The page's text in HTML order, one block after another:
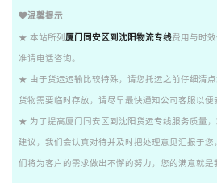
温馨提示
★ 本站所列 厦门同安区到沈阳物流专线费用与时
准请电话咨询。
★ 由于货运运输比较特殊，请您托运之前仔细清
货物需要临时存放，请尽早最快通知公司客服以便
★ 为了提高厦门同安区到沈阳货运专线服务质量
建议，我们会认真对待并及时把处理意见汇报于
们将为客户的需求做出不懈的努力，您的满意就是